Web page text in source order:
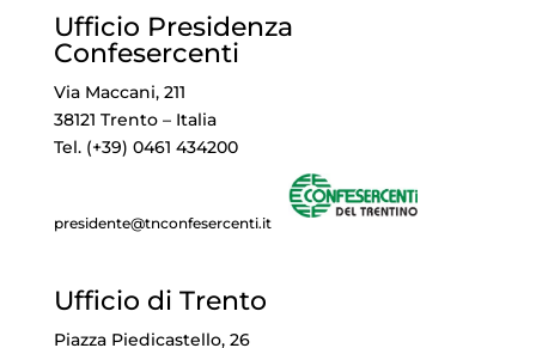
Ufficio Presidenza
Confesercenti
Via Maccani, 211
38121 Trento – Italia
Tel. (+39) 0461 434200
presidente@tnconfesercenti.it
Ufficio di Trento
Piazza Piedicastello, 26